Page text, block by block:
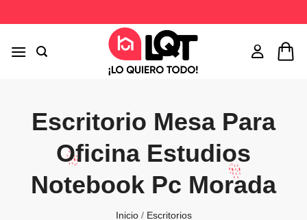
al
Escritorio Mesa Para
Oficina Estudios
Notebook Pc Morada
Inicio / Escritorios